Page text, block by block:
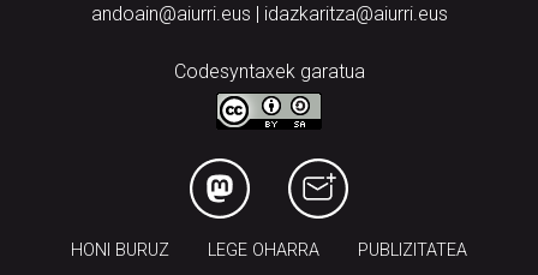
andoain@aiurri.eus | idazkaritza@aiurri.eus
Codesyntaxek garatua
HONI BURUZ LEGE OHARRA PUBLIZITATEA